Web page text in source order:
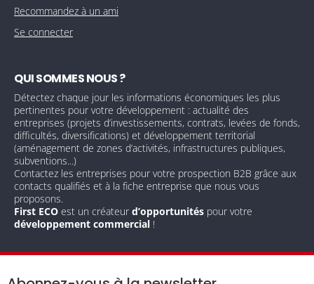
Recommandez à un ami
Se connecter
QUI SOMMES NOUS ?
Détectez chaque jour les informations économiques les plus
pertinentes pour votre développement : actualité des
entreprises (projets d’investissements, contrats, levées de fonds,
difficultés, diversifications) et développement territorial
(aménagement de zones d’activités, infrastructures publiques,
subventions...)
Contactez les entreprises pour votre prospection B2B grâce aux
contacts qualifiés et à la fiche entreprise que nous vous
proposons.
First ECO est un créateurd’opportunités pour votre
développement commercial !